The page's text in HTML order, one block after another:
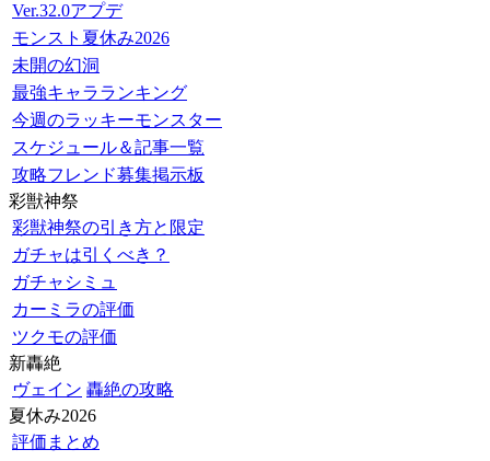
Ver.32.0アプデ
モンスト夏休み2026
未開の幻洞
最強キャラランキング
今週のラッキーモンスター
スケジュール＆記事一覧
攻略フレンド募集掲示板
彩獣神祭
彩獣神祭の引き方と限定
ガチャは引くべき？
ガチャシミュ
カーミラの評価
ツクモの評価
新轟絶
ヴェイン 轟絶の攻略
夏休み2026
評価まとめ